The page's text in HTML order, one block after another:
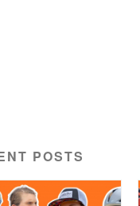
POSTS